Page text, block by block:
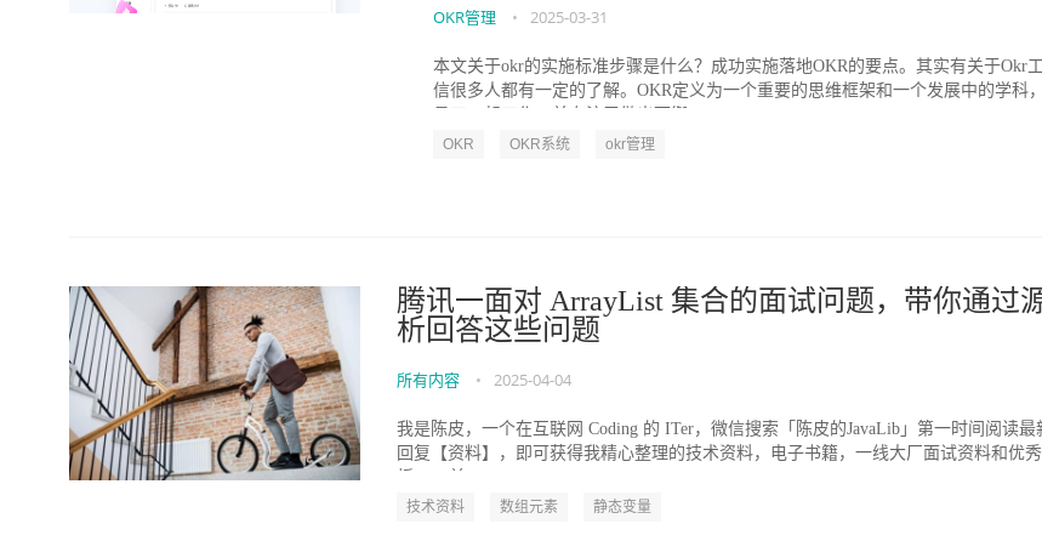
OKR管理 • 2025-03-31
本文关于okr的实施标准步骤是什么？成功实施落地OKR的要点。其实有关于Okr
信很多人都有一定的了解。OKR定义为一个重要的思维框架和一个发展中的学科
OKR OKR系统 okr管理
腾讯一面对 ArrayList 集合的面试问题，带你通过
析回答这些问题
所有内容 • 2025-04-04
我是陈皮，一个在互联网 Coding 的 ITer，微信搜索「陈皮的JavaLib」第一时间阅读最
回复【资料】，即可获得我精心整理的技术资料，电子书籍，一线大厂面试资料和优
技术资料 数组元素 静态变量